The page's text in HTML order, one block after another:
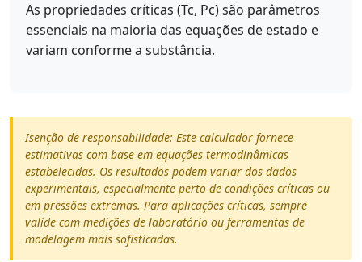
As propriedades críticas (Tc, Pc) são parâmetros
essenciais na maioria das equações de estado e
variam conforme a substância.
Isenção de responsabilidade: Este calculador fornece
estimativas com base em equações termodinâmicas
estabelecidas. Os resultados podem variar dos dados
experimentais, especialmente perto de condições críticas ou
em pressões extremas. Para aplicações críticas, sempre
valide com medições de laboratório ou ferramentas de
modelagem mais sofisticadas.